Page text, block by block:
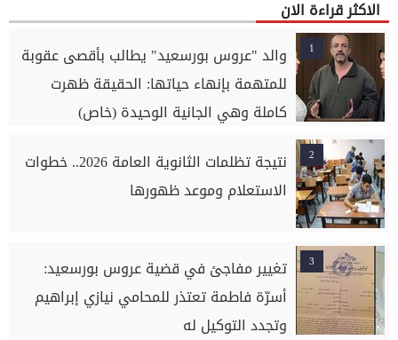
الاكثر قراءة الان
1
والد "عروس بورسعيد" يطالب بأقصى عقوبة
للمتهمة بإنهاء حياتها: الحقيقة ظهرت
كاملة وهي الجانية الوحيدة (خاص)
2
نتيجة تظلمات الثانوية العامة 2026.. خطوات
الاستعلام وموعد ظهورها
3
تغيير مفاجئ في قضية عروس بورسعيد:
أسرّة فاطمة تعتذر للمحامي نيازي إبراهيم
وتجدد التوكيل له